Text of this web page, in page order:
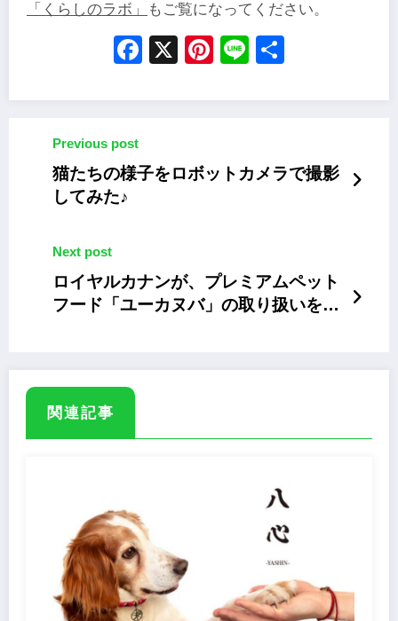
「くらしのラボ」
もご覧になってください。
Facebook
X Pinterest
Line
Previous post
猫たちの様子をロボットカメラで撮影
してみた♪
Next post
ロイヤルカナンが、プレミアムペット
フード「ユーカヌバ」の取り扱いを開
関連記事